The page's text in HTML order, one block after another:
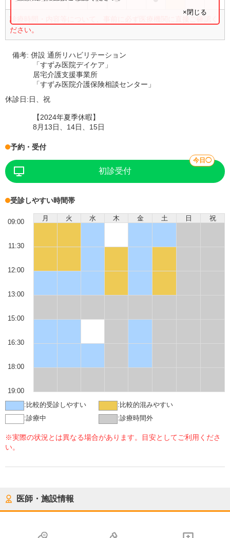
診療時間・内容等について、事前に必ず医療機関に直接ご確認く
ださい。
×閉じる
備考:併設 通所リハビリテーション
「すずみ医院デイケア」
居宅介護支援事業所
「すずみ医院介護保険相談センター」
休診日:日、祝
【2024年夏季休暇】
8月13日、14日、15日
予約・受付
初診受付
今日◯
受診しやすい時間帯
月 火 水 木 金 土 日 祝
09:00
11:30
12:00
13:00
15:00
16:30
18:00
19:00
: 比較的受診しやすい : 比較的混みやすい
:診療中 :診療時間外
※実際の状況とは異なる場合があります。目安としてご利用くださ
い。
医師・施設情報